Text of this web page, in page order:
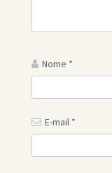
Nome *
E-mail *